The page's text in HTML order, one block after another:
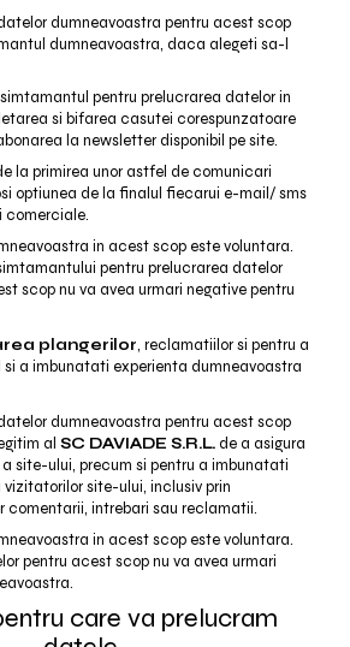
dumneavoastra pentru acest scop
dumneavoastra, daca alegeti sa-l
pentru prelucrarea datelor in
si bifarea casutei corespunzatoare
la newsletter disponibil pe site.
la primirea unor astfel de comunicari
optiunea de la finalul fiecarui e-mail/ sms
comerciale.
in acest scop este voluntara.
pentru prelucrarea datelor
scop nu va avea urmari negative pentru
plangerilor, reclamatiilor si pentru a
a imbunatati experienta dumneavoastra
dumneavoastra pentru acest scop
al SC DAVIADE S.R.L. de a asigura
site-ului, precum si pentru a imbunatati
site-ului, inclusiv prin
comentarii, intrebari sau reclamatii.
in acest scop este voluntara.
pentru acest scop nu va avea urmari
care va prelucram